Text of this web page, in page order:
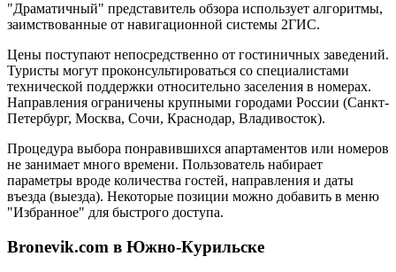
"Драматичный" представитель обзора использует алгоритмы,
заимствованные от навигационной системы 2ГИС.
Цены поступают непосредственно от гостиничных заведений.
Туристы могут проконсультироваться со специалистами
технической поддержки относительно заселения в номерах.
Направления ограничены крупными городами России (Санкт-
Петербург, Москва, Сочи, Краснодар, Владивосток).
Процедура выбора понравившихся апартаментов или номеров
не занимает много времени. Пользователь набирает
параметры вроде количества гостей, направления и даты
въезда (выезда). Некоторые позиции можно добавить в меню
"Избранное" для быстрого доступа.
Bronevik.com в Южно-Курильске